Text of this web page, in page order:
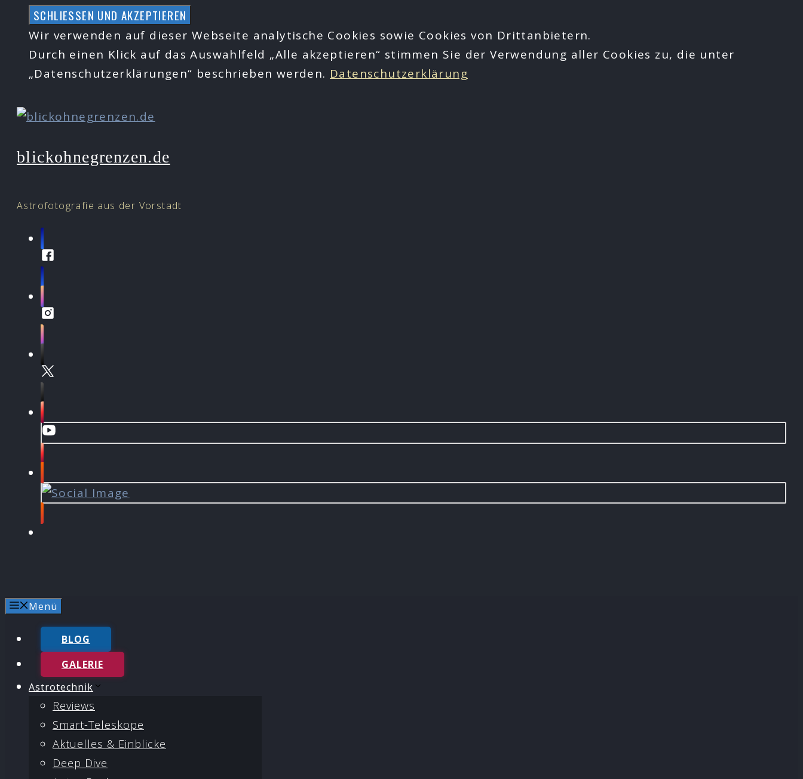
Inhalt
springen
Wir verwenden auf dieser Webseite analytische Cookies sowie Cookies von Drittanbietern.
Durch einen Klick auf das Auswahlfeld „Alle akzeptieren“ stimmen Sie der Verwendung aller Cookies zu, die unter
„Datenschutzerklärungen“ beschrieben werden. Datenschutzerklärung
blickohnegrenzen.de
Astrofotografie aus der Vorstadt
Menü
BLOG
GALERIE
Astrotechnik
Reviews
Smart-Teleskope
Aktuelles & Einblicke
Deep Dive